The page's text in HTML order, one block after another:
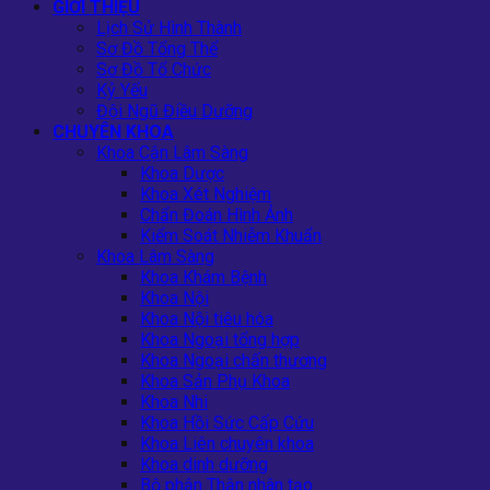
GIỚI THIỆU
Lịch Sử Hình Thành
Sơ Đồ Tổng Thể
Sơ Đồ Tổ Chức
Kỷ Yếu
Đội Ngũ Điều Dưỡng
CHUYÊN KHOA
Khoa Cận Lâm Sàng
Khoa Dược
Khoa Xét Nghiệm
Chẩn Đoán Hình Ảnh
Kiểm Soát Nhiễm Khuẩn
Khoa Lâm Sàng
Khoa Khám Bệnh
Khoa Nội
Khoa Nội tiêu hóa
Khoa Ngoại tổng hợp
Khoa Ngoại chấn thương
Khoa Sản Phụ Khoa
Khoa Nhi
Khoa Hồi Sức Cấp Cứu
Khoa Liên chuyên khoa
Khoa dinh dưỡng
Bộ phận Thận nhân tạo